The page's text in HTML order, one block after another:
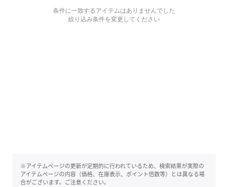
条件に一致するアイテムはありませんでした
絞り込み条件を変更してください
※アイテムページの更新が定期的に行われているため、検索結果が実際の
アイテムページの内容（価格、在庫表示、ポイント倍数等）とは異なる場
合がございます。ご注意ください。